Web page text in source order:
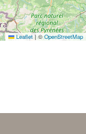
Leaflet |©OpenStreetMap